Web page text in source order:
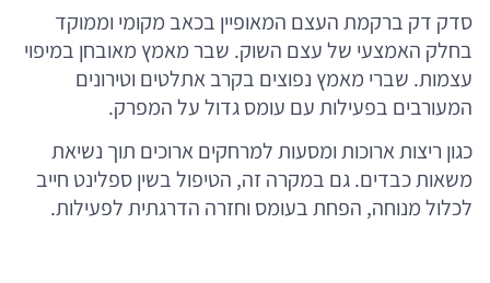
סדק דק ברקמת העצם המאופיין בכאב מקומי וממוקד
בחלק האמצעי של עצם השוק. שבר מאמץ מאובחן במיפוי
עצמות. שברי מאמץ נפוצים בקרב אתלטים וטירונים
המעורבים בפעילות עם עומס גדול על המפרק.
כגון ריצות ארוכות ומסעות למרחקים ארוכים תוך נשיאת
משאות כבדים. גם במקרה זה, הטיפול בשין ספלינט חייב
לכלול מנוחה, הפחת בעומס וחזרה הדרגתית לפעילות.